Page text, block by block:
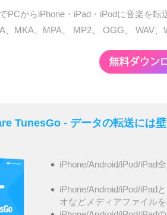
PCからiPhone・iPad・iPodに音楽を
、MKA、MPA、 MP2、 OGG、 WAV、
TunesGo - データの転送には
iPhone/Android/iPod/iPad
iPhone/Android/iPod/iPad
オなどメディアファイル